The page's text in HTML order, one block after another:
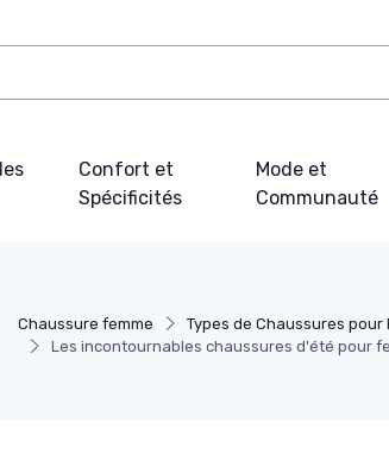
Confort et
Spécificités
Mode et
Communauté
Chaussure femme Types de Chaussures pour
Les incontournables chaussures d'été pour